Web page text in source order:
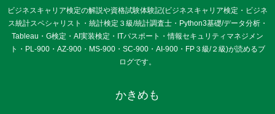
ビジネスキャリア検定の解説や資格試験体験記(ビジネスキャリア検定・ビジネ
ス統計スペシャリスト・統計検定３級/統計調査士・Python3基礎/データ分析・
Tableau・G検定・AI実装検定・ITパスポート・情報セキュリティマネジメン
ト・PL-900・AZ-900・MS-900・SC-900・AI-900・FP３級/２級)が読めるブ
ログです。
かきめも